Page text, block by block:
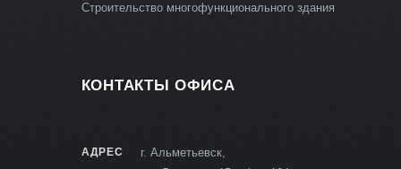
Строительство многофункционального здания
КОНТАКТЫ ОФИСА
АДРЕС
г. Альметьевск,